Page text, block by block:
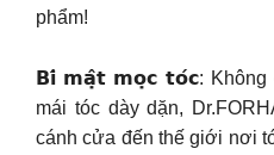
phẩm!
𝗕𝗶́ 𝗺𝗮̣̂𝘁 𝗺𝗼̣𝗰 𝘁𝗼́𝗰: Không
mái tóc dày dặn,
cánh cửa đến thế giới nơi